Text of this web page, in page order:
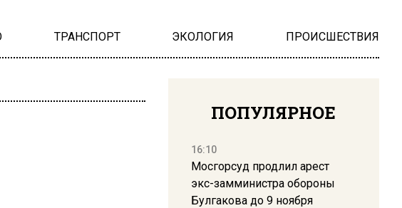
ТРАНСПОРТ ЭКОЛОГИЯ ПРОИСШЕСТВИЯ
ПОПУЛЯРНОЕ
16:10
Мосгорсуд продлил арест
экс-замминистра обороны
Булгакова до 9 ноября